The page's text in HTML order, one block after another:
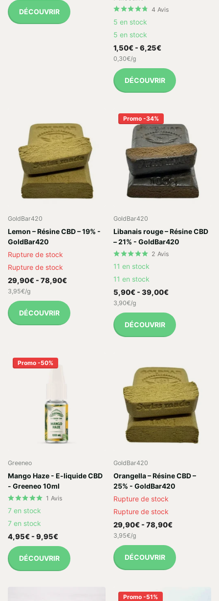
DÉCOUVRIR 4 Avis
5 en stock
5 en stock
1,50€ - 6,25€
0,30€/g
DÉCOUVRIR
GoldBar420
Lemon – Résine CBD – 19% -
GoldBar420
Rupture de stock
Rupture de stock
29,90€ - 78,90€
3,95€/g
DÉCOUVRIR
Promo -34%
GoldBar420
Libanais rouge – Résine CBD
– 21% - GoldBar420
2 Avis
11 en stock
11 en stock
5,90€ - 39,00€
3,90€/g
DÉCOUVRIR
Promo -50%
Greeneo
Mango Haze - E-liquide CBD
- Greeneo 10ml
1 Avis
7 en stock
7 en stock
4,95€ - 9,95€
DÉCOUVRIR
GoldBar420
Orangella – Résine CBD –
25% - GoldBar420
Rupture de stock
Rupture de stock
29,90€ - 78,90€
3,95€/g
DÉCOUVRIR
Promo -51%